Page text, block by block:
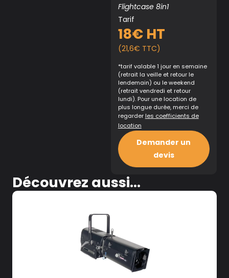
Flightcase 8in1
Tarif
18€ HT
(21,6€ TTC)
*tarif valable 1 jour en semaine
(retrait la veille et retour le
lendemain) ou le weekend
(retrait vendredi et retour
lundi). Pour une location de
plus longue durée, merci de
regarder les coefficients de
location
Demander un
devis
Découvrez aussi...